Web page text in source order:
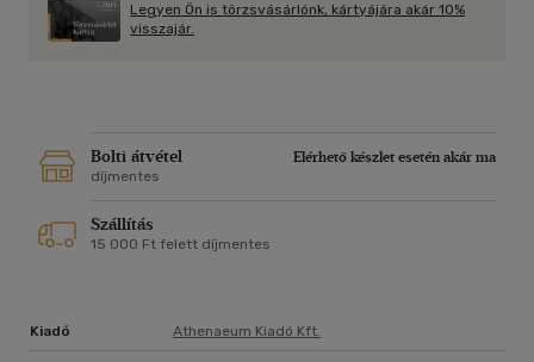
bekopogtat hősnőnk ajtaján.
Cecelia Ahern legújabb története elgondolkodtató, bájos és
Legyen Ön is törzsvásárlónk, kártyájára akár 10%
visszajár.
Bolti átvétel
Elérhető készlet esetén akár ma
díjmentes
Szállítás
15 000 Ft felett díjmentes
Kiadó Athenaeum Kiadó Kft.